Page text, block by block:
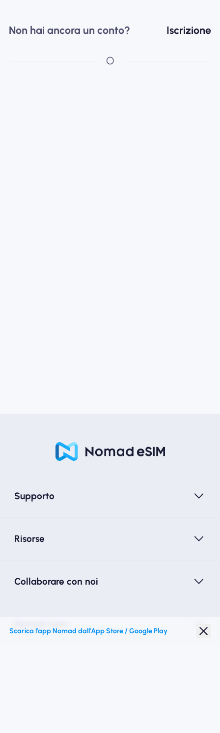
Non hai ancora un conto? Iscrizione
O
Supporto
Risorse
Collaborare con noi
Scarica l'app Nomad dall'App Store / Google Play